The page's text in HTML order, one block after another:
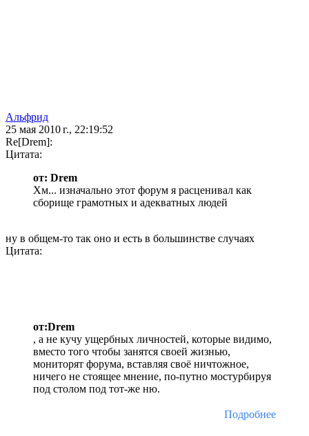
Альфрид
25 мая 2010 г., 22:19:52
Re[Drem]:
Цитата:
от: Drem
Хм... изначально этот форум я расценивал как
сборище грамотных и адекватных людей
ну в общем-то так оно и есть в большинстве случаях
Цитата:
от:Drem
, а не кучу ущербных личностей, которые видимо,
вместо того чтобы занятся своей жизнью,
мониторят форума, вставляя своё ничтожное,
ничего не стоящее мнение, по-путно мостурбируя
под столом под тот-же ню.
Подробнее